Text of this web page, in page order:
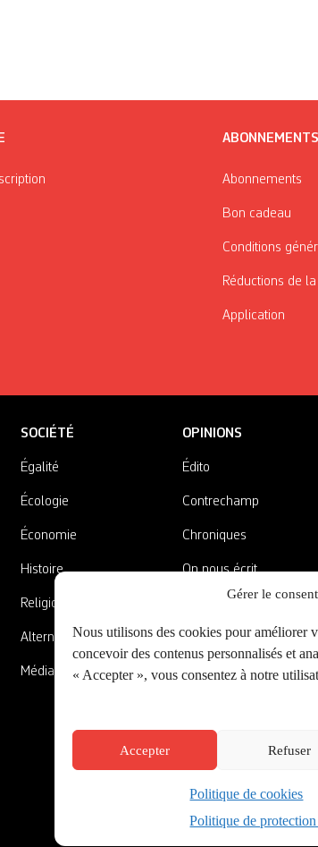
Gérer le
Nous utilisons des cookies pour améliorer
concevoir des contenus personnalisés et
« Accepter », vous consentez à notre
Accepter Refuser
Politique de cookies
Politique de protection
ABONNEMENTS
Abonnements
Bon cadeau
Conditions
Réductions de
Application
SOCIÉTÉ
Égalité
Écologie
Économie
Histoire
Religions
Alternatives
Médias
OPINIONS
Édito
Contrechamp
Chroniques
On nous écrit
A côté de la plaque